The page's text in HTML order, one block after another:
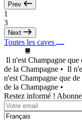
Prev
1
3
Next
Toutes les caves
Il n'est Champagne que
de la Champagne • Il
n'est Champagne que
de la Champagne •
Restez informé !